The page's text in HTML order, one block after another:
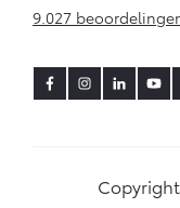
9.027